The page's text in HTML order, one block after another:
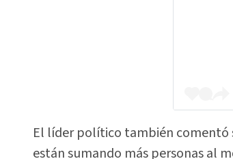
El líder político también comentó
están sumando más personas al